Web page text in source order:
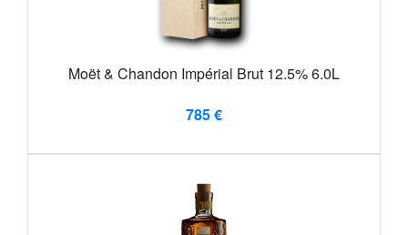
Moët & Chandon Impérial Brut 12.5% 6.0L
785 €